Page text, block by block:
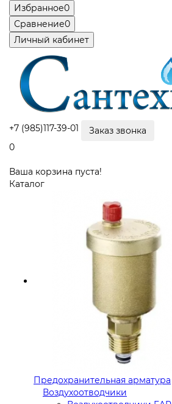
Избранное0
Сравнение0
Личный кабинет
+7 (985)117-39-01
Заказ звонка
0
Ваша корзина пуста!
Каталог
Предохранительная арматура
Воздухоотводчики